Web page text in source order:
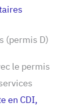
(permis D)
le permis
en CDI,